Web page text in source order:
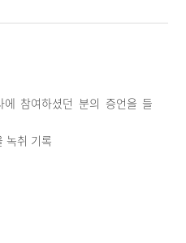
에 참여하셨던 분의 증언을 들
녹취 기록